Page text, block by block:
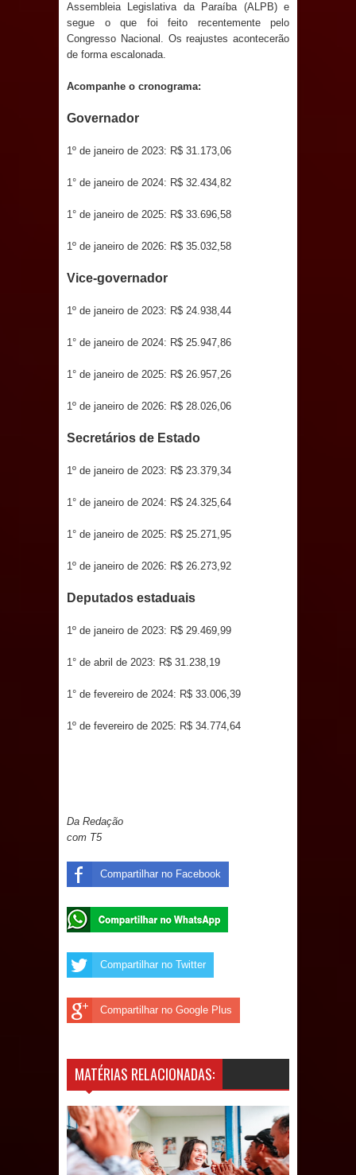
conscientização sobre saúde bucal
Caldas Brandão: gestão municipal
antecipa pagamento do mês de julho
e aquece economia para Festa de
Santana
Saúde Bucal: Mais de 470 próteses
dentárias já foram entregues pela
Denise Ribeiro toma posse no
Diretório Nacional do PDT durante
Convenção em Brasília
Dois Gigantes da Poesia Paraibana
inspiram a IV FEIRA LITERÁRIA DO
de 200 lideranças em apoio à pré-
Mari marca presença no maior
evento de saúde pública do planeta
serviços do SUS
MULUNGU: Servidora revela
Perseguição na Gestão de Daniella
Ribeiro e prática repudiável revolta
população
Assembleia Legislativa da Paraíba (ALPB) e
segue o que foi feito recentemente pelo
Congresso Nacional. Os reajustes acontecerão
de forma escalonada.
Acompanhe o cronograma:
Governador
1º de janeiro de 2023: R$ 31.173,06
1° de janeiro de 2024: R$ 32.434,82
1° de janeiro de 2025: R$ 33.696,58
1º de janeiro de 2026: R$ 35.032,58
Vice-governador
1º de janeiro de 2023: R$ 24.938,44
1° de janeiro de 2024: R$ 25.947,86
1° de janeiro de 2025: R$ 26.957,26
1º de janeiro de 2026: R$ 28.026,06
Secretários de Estado
1º de janeiro de 2023: R$ 23.379,34
1° de janeiro de 2024: R$ 24.325,64
1° de janeiro de 2025: R$ 25.271,95
1º de janeiro de 2026: R$ 26.273,92
Deputados estaduais
1º de janeiro de 2023: R$ 29.469,99
1° de abril de 2023: R$ 31.238,19
1° de fevereiro de 2024: R$ 33.006,39
1º de fevereiro de 2025: R$ 34.774,64
Da Redação
com T5
Compartilhar no Facebook
Compartilhar no Twitter
Compartilhar no Google Plus
MATÉRIAS RELACIONADAS: